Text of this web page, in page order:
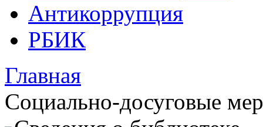
Антикоррупция
РБИК
Главная
Социально-досуговые